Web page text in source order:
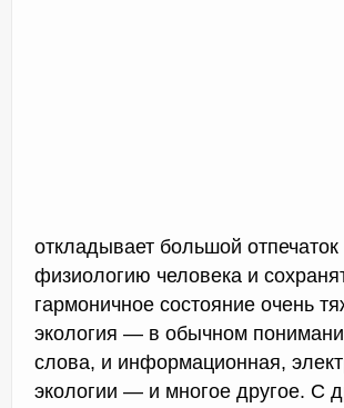
откладывает большой отпечаток
физиологию человека и
гармоничное состояние очень
экология — в обычном
слова, и информационная,
экологии — и многое другое. С